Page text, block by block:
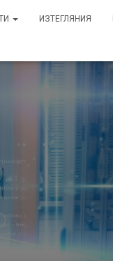
ИЗТЕГЛЯНИЯ